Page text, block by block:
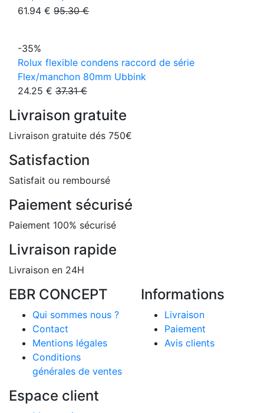
61.94 € 95.30 €
-35%
Rolux flexible condens raccord de série
Flex/manchon 80mm Ubbink
24.25 € 37.31 €
Livraison gratuite
Livraison gratuite dés 750€
Satisfaction
Satisfait ou remboursé
Paiement sécurisé
Paiement 100% sécurisé
Livraison rapide
Livraison en 24H
EBR CONCEPT
Qui sommes nous ?
Contact
Mentions légales
Conditions
générales de ventes
Informations
Livraison
Paiement
Avis clients
Espace client